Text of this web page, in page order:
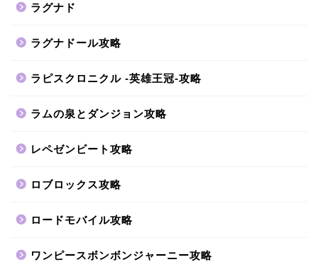
ラグナド
ラグナドール攻略
ラピスクロニクル -英雄王冠-攻略
ラムの泉とダンジョン攻略
レペゼンビート攻略
ロブロックス攻略
ロードモバイル攻略
ワンピースボンボンジャーニー攻略